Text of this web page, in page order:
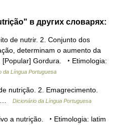
в других словарях:
de nutrir. 2. Conjunto dos
determinam o aumento da
Gordura. ‣ Etimologia:
da Língua Portuguesa
nutrição. 2. Emagrecimento.
…
Dicionário da Língua Portuguesa
a nutrição. ‣ Etimologia: latim